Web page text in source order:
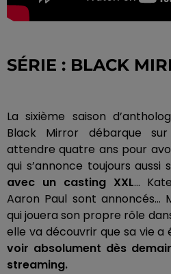
SÉRIE : BLACK
La sixième saison
Black Mirror débarque
attendre quatre ans pour
qui s’annonce toujours aussi
avec un casting XXL…
Aaron Paul sont annoncés…
qui jouera son propre rôle
elle va découvrir que sa vie
voir absolument dès
streaming.